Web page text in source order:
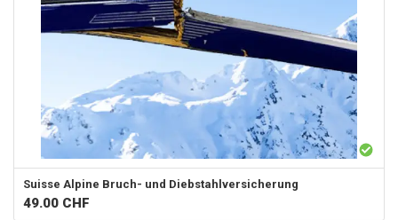
Suisse Alpine Bruch- und Diebstahlversicherung
49.00 CHF